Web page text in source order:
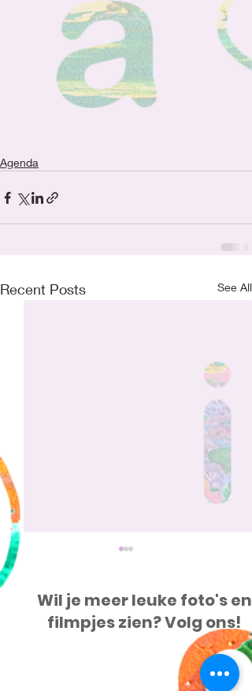
Agenda
Recent Posts See All
23 jul tot 28 aug Kipa's
Wil je meer leuke foto's en
filmpjes zien? Volg ons!